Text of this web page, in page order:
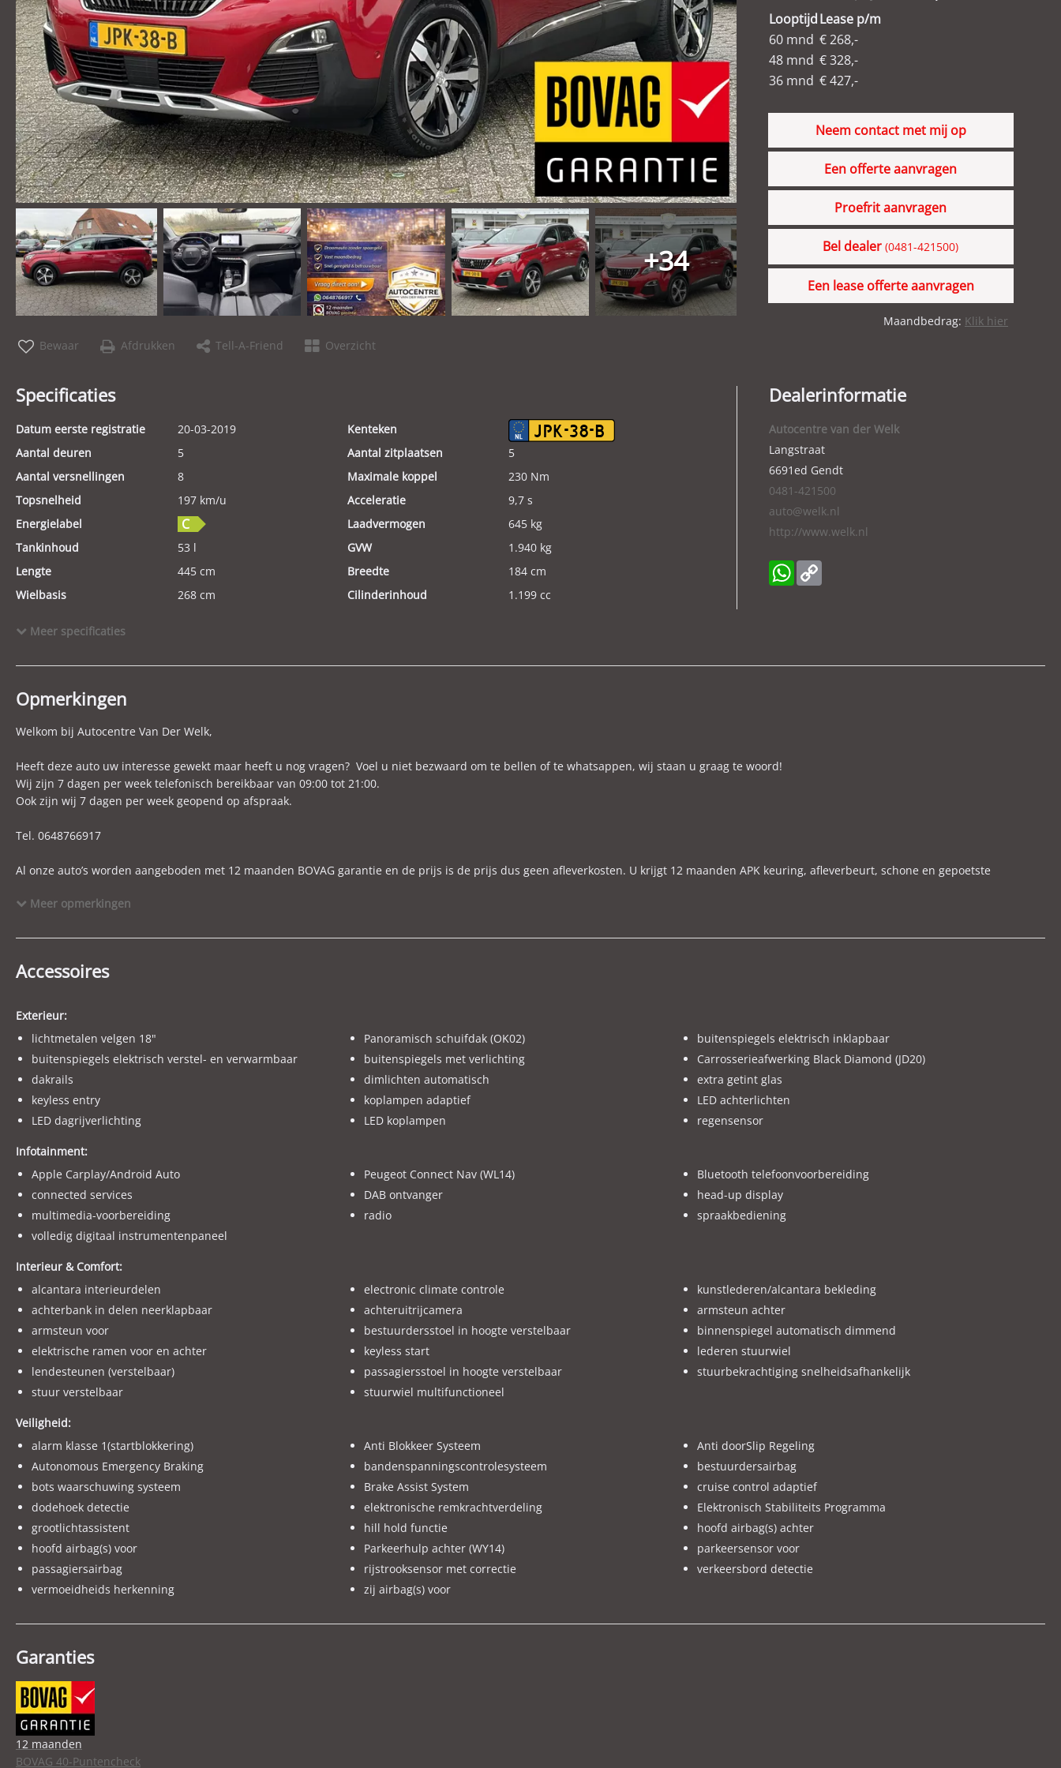
+34
LooptijdLease p/m
60 mnd € 268,-
48 mnd € 328,-
36 mnd € 427,-
Neem contact met mij op
Een offerte aanvragen
Proefrit aanvragen
Bel dealer(0481-421500)
Een lease offerte aanvragen
Maandbedrag: Klik hier
Bewaar
Afdrukken Tell-A-Friend Overzicht
Specificaties
Datum eerste registratie 20-03-2019 Kenteken JPK-38-B
Aantal deuren 5 Aantal zitplaatsen
5
Aantal versnellingen
8 Maximale koppel
230 Nm
Topsnelheid
197 km/u Acceleratie
9,7 s
Energielabel
Laadvermogen
645 kg
Tankinhoud
53 l GVW
1.940 kg
Lengte
445 cm Breedte
184 cm
Wielbasis
268 cm Cilinderinhoud
1.199 cc
Motorrijtuigenbelasting
Modeldatum vanaf
2021 Modeldatum tot
2024
Aandrijving
Max. trekgewicht
Gecombineerd verbruik
4,9 l/100km
BTW verrekenbaar
Nee (margeregeling) Bijtellingspercentage
22%
APK
bij aflevering Bekleding
WLTP-emissie gecombineerd
120 g/km
Meer specificaties
Dealerinformatie
Autocentre van der Welk
Langstraat
6691ed Gendt
0481-421500
auto@welk.nl
http://www.welk.nl
WhatsApp
Opmerkingen
Welkom bij Autocentre Van Der Welk,
Heeft deze auto uw interesse gewekt maar heeft u nog vragen? Voel u niet bezwaard om te bellen of te whatsappen, wij staan u graag te woord!
Wij zijn 7 dagen per week telefonisch bereikbaar van 09:00 tot 21:00.
Ook zijn wij 7 dagen per week geopend op afspraak.
Tel. 0648766917
Al onze auto’s worden aangeboden met 12 maanden BOVAG garantie en de prijs is de prijs dus geen afleverkosten. U krijgt 12 maanden APK keuring, afleverbeurt, schone en gepoetste
ruilen alles in denk hierbij aan een motor, scooter, boot, aanhanger Etc. )
Voor onze actuele aanbod kijk op WWW.WELK.NL
Met vriendelijke groet en tot snel ! Bij Autocentre Van Der Welk.
LET OP ! Wij adverteren via een adverteerders systeem. De uitvoeringen en optielijst kunnen afwijken, er worden geen rechten ontleend aan de verstrekte informatie in de advertentie.
Controleer altijd zelf de uitvoering en opties die voor u belangrijk zijn voordat u de beslissing neemt.
Meer opmerkingen
Accessoires
Exterieur:
lichtmetalen velgen 18"
Panoramisch schuifdak (OK02)
buitenspiegels elektrisch inklapbaar
buitenspiegels elektrisch verstel- en verwarmbaar
buitenspiegels met verlichting
Carrosserieafwerking Black Diamond (JD20)
dakrails
dimlichten automatisch
extra getint glas
keyless entry
koplampen adaptief
LED achterlichten
LED dagrijverlichting
LED koplampen regensensor
Infotainment:
Apple Carplay/Android Auto
Peugeot Connect Nav (WL14)
Bluetooth telefoonvoorbereiding
connected services
DAB ontvanger
head-up display
multimedia-voorbereiding
radio
spraakbediening
volledig digitaal instrumentenpaneel
Interieur & Comfort:
alcantara interieurdelen
electronic climate controle
kunstlederen/alcantara bekleding
achterbank in delen neerklapbaar
achteruitrijcamera
armsteun achter
armsteun voor
bestuurdersstoel in hoogte verstelbaar
binnenspiegel automatisch dimmend
elektrische ramen voor en achter
keyless start
lederen stuurwiel
lendesteunen (verstelbaar)
passagiersstoel in hoogte verstelbaar
stuurbekrachtiging snelheidsafhankelijk
stuur verstelbaar
stuurwiel multifunctioneel
Veiligheid:
alarm klasse 1(startblokkering)
Anti Blokkeer Systeem
Anti doorSlip Regeling
Autonomous Emergency Braking
bandenspanningscontrolesysteem
bestuurdersairbag
bots waarschuwing systeem
Brake Assist System
cruise control adaptief
dodehoek detectie
elektronische remkrachtverdeling
Elektronisch Stabiliteits Programma
grootlichtassistent
hill hold functie
hoofd airbag(s) achter
hoofd airbag(s) voor
Parkeerhulp achter (WY14)
parkeersensor voor
passagiersairbag
rijstrooksensor met correctie
verkeersbord detectie
vermoeidheids herkenning
zij airbag(s) voor
Garanties
12 maanden
BOVAG 40-Puntencheck